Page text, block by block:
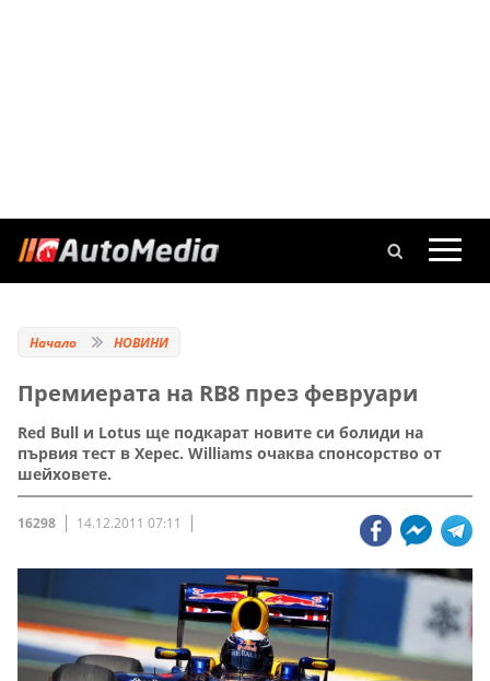
Начало НОВИНИ
Премиерата на RB8 през февруари
Red Bull и Lotus ще подкарат новите си болиди на
първия тест в Херес. Williams очаква спонсорство от
шейховете.
16298 14.12.2011 07:11